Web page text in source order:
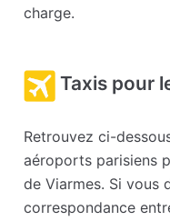
charge.
Taxis pour
Retrouvez ci-
aéroports parisiens
de Viarmes. Si vous
correspondance